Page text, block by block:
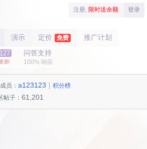
注册, 限时送余额 登录
演示 定价 免费 推广计划
127
新!
问答支持
100% 响应
员： a123123 ┊ 积分榜
子： 61,201